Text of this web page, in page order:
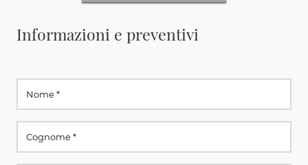
Informazioni e preventivi